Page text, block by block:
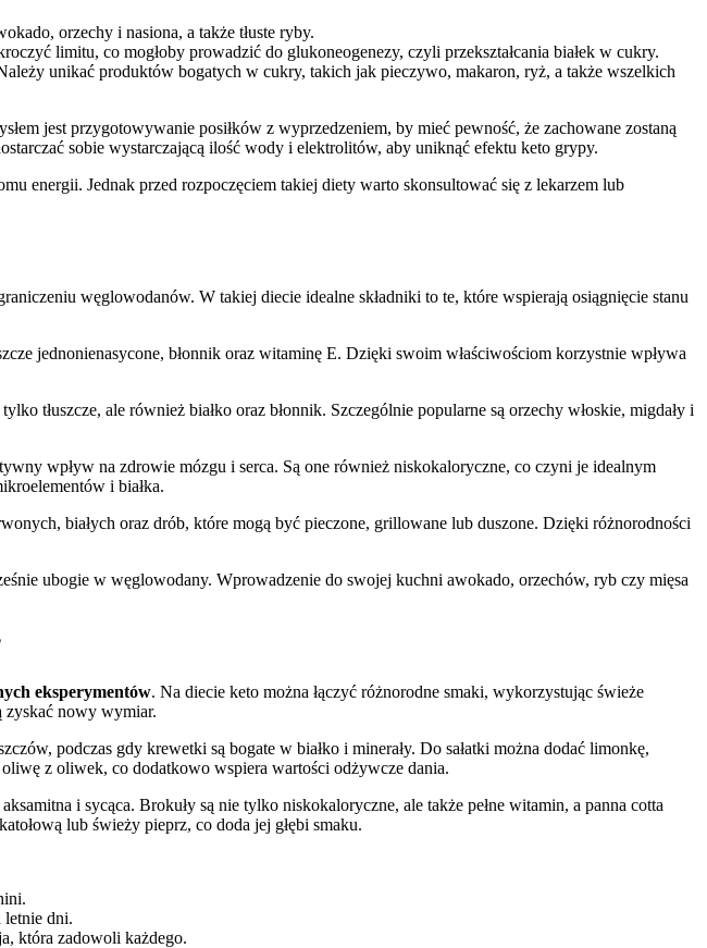
orzechy i nasiona, a także tłuste ryby.
limitu, co mogłoby prowadzić do glukoneogenezy, czyli przekształcania białek w cukry.
unikać produktów bogatych w cukry, takich jak pieczywo, makaron, ryż, a także wszelkich
jest przygotowywanie posiłków z wyprzedzeniem, by mieć pewność, że zachowane zostaną
sobie wystarczającą ilość wody i elektrolitów, aby uniknąć efektu keto grypy.
energii. Jednak przed rozpoczęciem takiej diety warto skonsultować się z lekarzem lub
węglowodanów. W takiej diecie idealne składniki to te, które wspierają osiągnięcie stanu
jednonienasycone, błonnik oraz witaminę E. Dzięki swoim właściwościom korzystnie wpływa
tłuszcze, ale również białko oraz błonnik. Szczególnie popularne są orzechy włoskie, migdały i
wpływ na zdrowie mózgu i serca. Są one również niskokaloryczne, co czyni je idealnym
i białka.
białych oraz drób, które mogą być pieczone, grillowane lub duszone. Dzięki różnorodności
ubogie w węglowodany. Wprowadzenie do swojej kuchni awokado, orzechów, ryb czy mięsa
eksperymentów. Na diecie keto można łączyć różnorodne smaki, wykorzystując świeże
zyskać nowy wymiar.
podczas gdy krewetki są bogate w białko i minerały. Do sałatki można dodać limonkę,
z oliwek, co dodatkowo wspiera wartości odżywcze dania.
i sycąca. Brokuły są nie tylko niskokaloryczne, ale także pełne witamin, a panna cotta
lub świeży pieprz, co doda jej głębi smaku.
letnie dni.
która zadowoli każdego.